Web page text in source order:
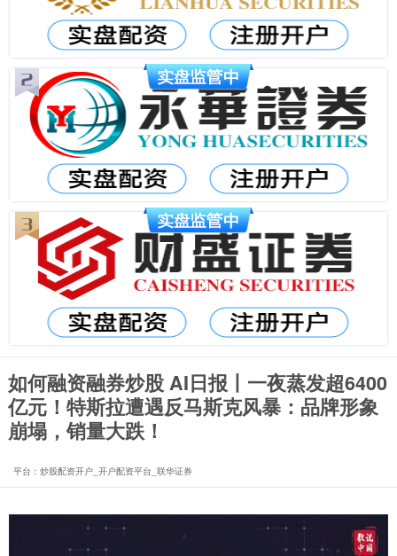
如何融资融券炒股 AI日报丨一夜蒸发超6400
亿元！特斯拉遭遇反马斯克风暴：品牌形象
崩塌，销量大跌！
平台：炒股配资开户_开户配资平台_联华证券